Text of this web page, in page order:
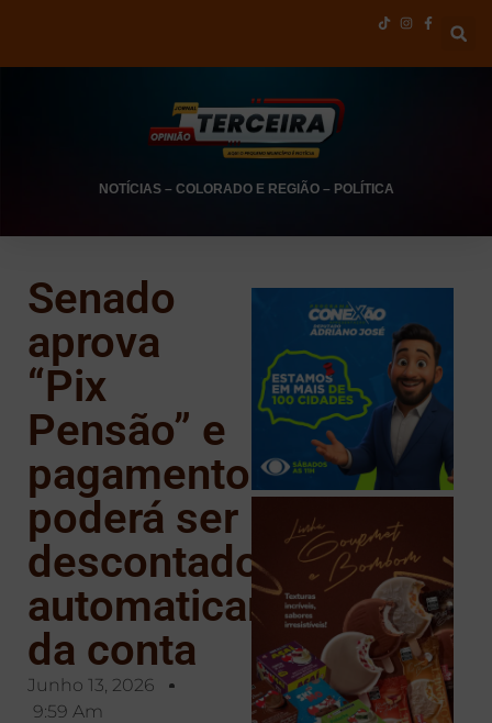
NOTÍCIAS– COLORADO E REGIÃO– POLÍTICA
Senado
aprova
“Pix
Pensão” e
pagamento
poderá ser
descontado
automaticamente
da conta
Junho 13, 2026
9:59 Am